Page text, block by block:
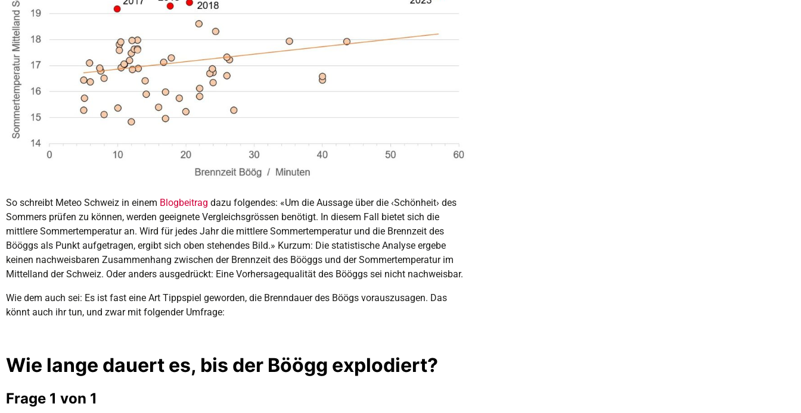
So schreibt Meteo Schweiz in einem Blogbeitrag dazu folgendes: «Um die Aussage über die ‹Schönheit› des
Sommers prüfen zu können, werden geeignete Vergleichsgrössen benötigt. In diesem Fall bietet sich die
mittlere Sommertemperatur an. Wird für jedes Jahr die mittlere Sommertemperatur und die Brennzeit des
Bööggs als Punkt aufgetragen, ergibt sich oben stehendes Bild.» Kurzum: Die statistische Analyse ergebe
keinen nachweisbaren Zusammenhang zwischen der Brennzeit des Bööggs und der Sommertemperatur im
Mittelland der Schweiz. Oder anders ausgedrückt: Eine Vorhersagequalität des Bööggs sei nicht nachweisbar.
Wie dem auch sei: Es ist fast eine Art Tippspiel geworden, die Brenndauer des Böögs vorauszusagen. Das
könnt auch ihr tun, und zwar mit folgender Umfrage: